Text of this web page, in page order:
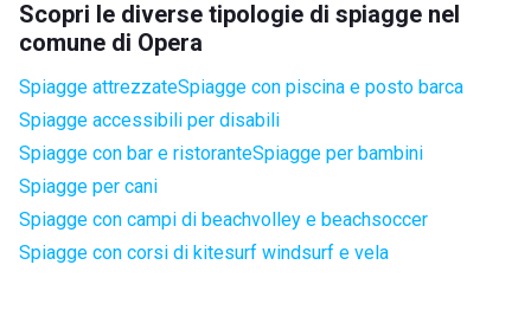
Scopri le diverse tipologie di spiagge nel
comune di Opera
Spiagge attrezzateSpiagge con piscina e posto barca
Spiagge accessibili per disabili
Spiagge con bar e ristoranteSpiagge per bambini
Spiagge per cani
Spiagge con campi di beachvolley e beachsoccer
Spiagge con corsi di kitesurf windsurf e vela